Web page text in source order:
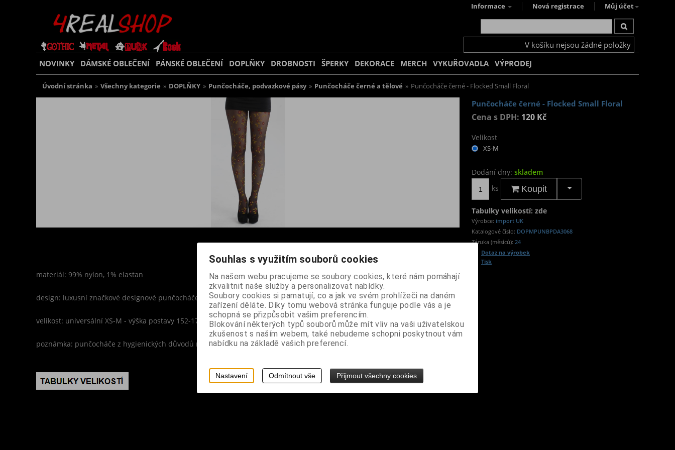
Informace Nová registrace Můj účet
V košíku nejsou žádné položky
NOVINKY DÁMSKÉ OBLEČENÍ PÁNSKÉ OBLEČENÍ DOPLŇKY DROBNOSTI ŠPERKY DEKORACE MERCH VYKUŘOVADLA VÝPRODEJ
Úvodní stránka » Všechny kategorie » DOPLŇKY » Punčocháče, podvazkové pásy » Punčocháče černé a tělové » Punčocháče černé - Flocked Small Floral
Punčocháče černé - Flocked Small Floral
Cena s DPH: 120 Kč
Velikost
XS-M
Dodání dny: skladem
ks
Koupit
Tabulky velikostí: zde
Výrobce: import UK
Katalogové číslo: DOPMPUNBPDA3068
Záruka (měsíců): 24
Dotaz na výrobek
Tisk
materiál: 99% nylon, 1% elastan
design: luxusní značkové designové punčocháče, černá barva, červeno-žlutý potisk
velikost: universální XS-M - výška postavy 152-170 cm, boky 86-101 cm
poznámka: punčocháče z hygienických důvodů nevyměňujeme
Souhlas s využitím souborů cookies
Na našem webu pracujeme se soubory cookies, které nám pomáhají
zkvalitnit naše služby a personalizovat nabídky.
Soubory cookies si pamatují, co a jak ve svém prohlížeči na daném
zařízení děláte. Díky tomu webová stránka funguje podle vás a je
schopná se přizpůsobit vašim preferencím.
Blokování některých typů souborů může mít vliv na vaši uživatelskou
zkušenost s naším webem, také nebudeme schopni poskytnout vám
nabídku na základě vašich preferencí.
Nastavení Odmítnout vše Přijmout všechny cookies